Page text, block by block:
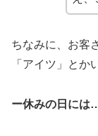
ちなみに、お客
「アイツ」とか
ー休みの日には